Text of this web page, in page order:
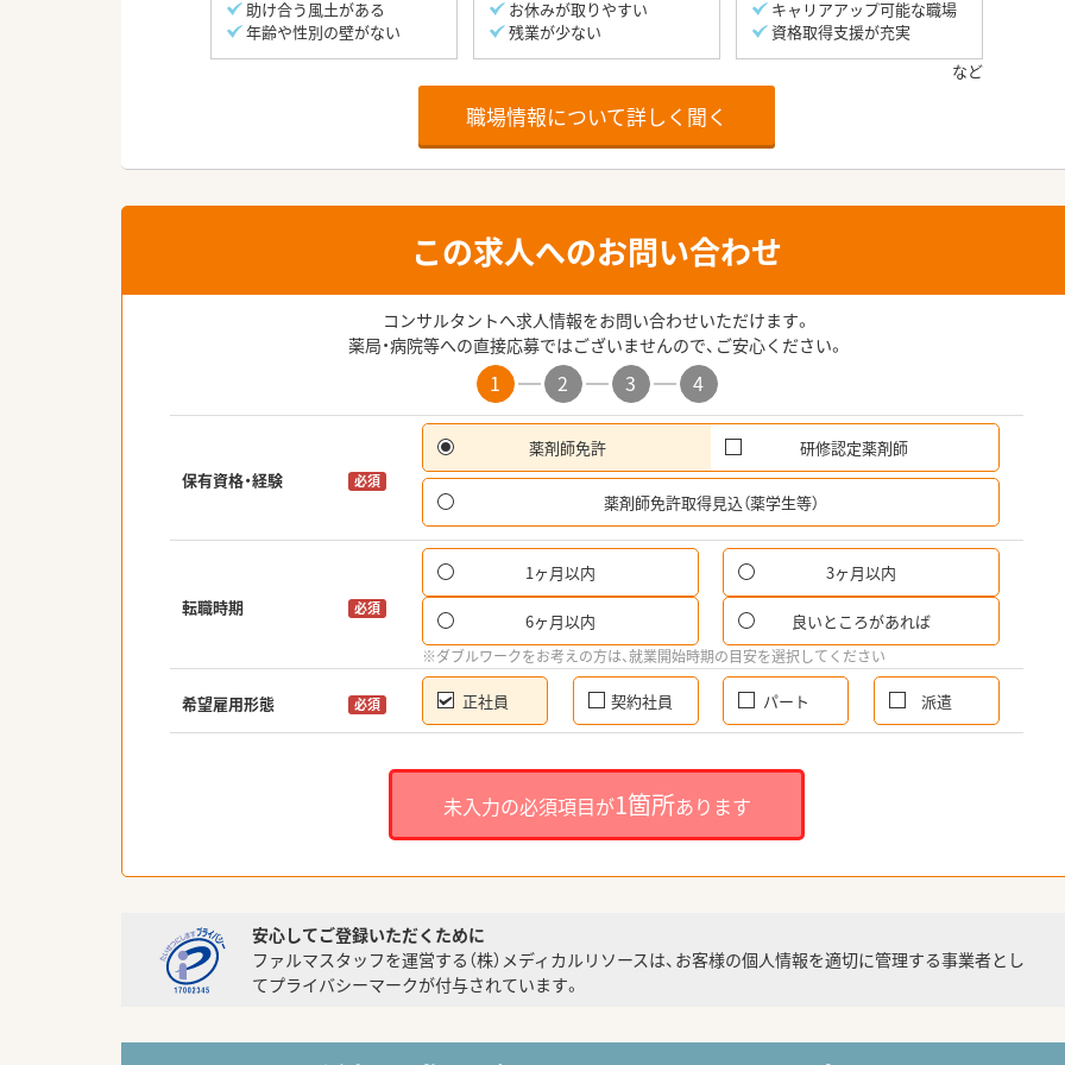
助け合う風土がある
年齢や性別の壁がない
お休みが取りやすい
残業が少ない
キャリアアップ可能な職場
資格取得支援が充実
職場情報について詳しく聞く
この求人へのお問い合わせ
コンサルタントへ求人情報をお問い合わせいただけます。
薬局・病院等への直接応募ではございませんので、ご安心ください。
1 2 3 4
保有資格・経験 必須
薬剤師免許 研修認定薬剤師
薬剤師免許取得見込（薬学生等）
転職時期 必須
1ヶ月以内 3ヶ月以内
6ヶ月以内 良いところがあれば
※ダブルワークをお考えの方は、就業開始時期の目安を選択してください
希望雇用形態 必須 正社員 契約社員 パート 派遣
未入力の必須項目が1箇所あります
安心してご登録いただくために
ファルマスタッフを運営する（株）メディカルリソースは、お客様の個人情報を適切に管理する事業者とし
てプライバシーマークが付与されています。